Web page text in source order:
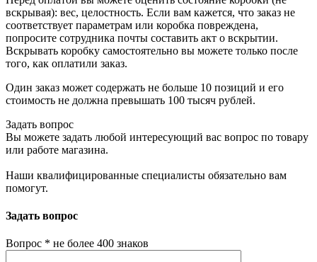
вскрывая): вес, целостность. Если вам кажется, что заказ не
соответствует параметрам или коробка повреждена,
попросите сотрудника почты составить акт о вскрытии.
Вскрывать коробку самостоятельно вы можете только после
того, как оплатили заказ.
Один заказ может содержать не больше 10 позиций и его
стоимость не должна превышать 100 тысяч рублей.
Задать вопрос
Вы можете задать любой интересующий вас вопрос по товару
или работе магазина.
Наши квалифицированные специалисты обязательно вам
помогут.
Задать вопрос
Вопрос * не более 400 знаков